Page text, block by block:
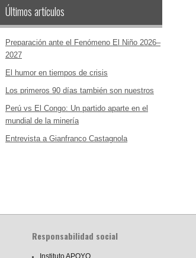
Últimos artículos
Preparación ante el Fenómeno El Niño 2026–
2027
El humor en tiempos de crisis
Los primeros 90 días también son nuestros
Perú vs El Congo: Un partido aparte en el
mundial de la minería
Entrevista a Gianfranco Castagnola
Responsabilidad social
Instituto APOYO